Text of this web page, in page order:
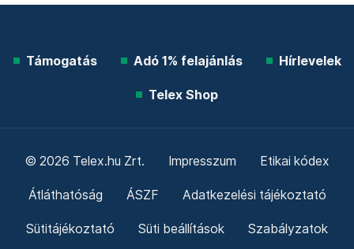
Támogatás Adó 1% felajánlás Hírlevelek
Telex Shop
© 2026 Telex.hu Zrt. Impresszum Etikai kódex
Átláthatóság ÁSZF Adatkezelési tájékoztató
Sütitájékoztató Süti beállítások Szabályzatok